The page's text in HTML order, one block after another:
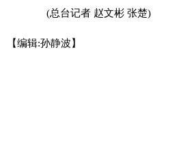
(总台记者 赵文彬 张楚)
【编辑:孙静波】